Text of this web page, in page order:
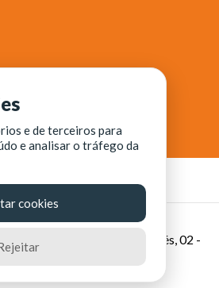
- Fundação de Ciência,
- Rua dos Tremembés, 02 -
CE
e de terceiros para
e analisar o tráfego da
cookies